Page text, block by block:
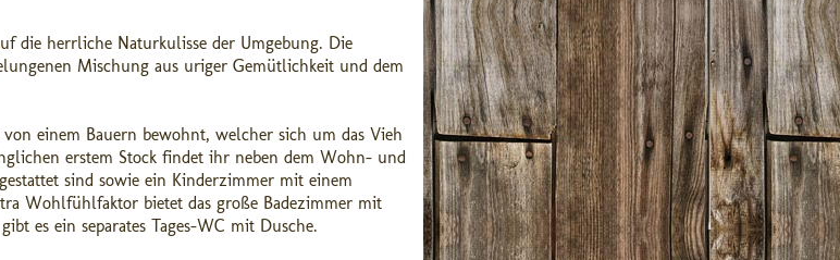
die herrliche Naturkulisse der Umgebung. Die
Mischung aus uriger Gemütlichkeit und dem
einem Bauern bewohnt, welcher sich um das Vieh
erstem Stock findet ihr neben dem Wohn- und
sind sowie ein Kinderzimmer mit einem
Wohlfühlfaktor bietet das große Badezimmer mit
es ein separates Tages-WC mit Dusche.